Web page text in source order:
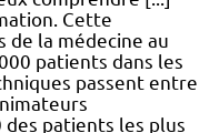
Cette
de la médecine au
patients dans les
passent entre
patients les plus